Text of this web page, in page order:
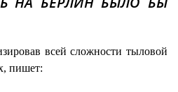
всей сложности тыловой
пишет: